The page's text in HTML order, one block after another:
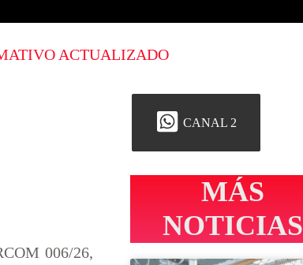
ACTUALIZADO
CANAL 2
006/26,
MÁS
NOTICIAS